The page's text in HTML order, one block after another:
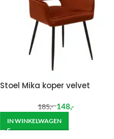
Stoel Mika koper velvet
185,- 148,-
IN WINKELWAGEN